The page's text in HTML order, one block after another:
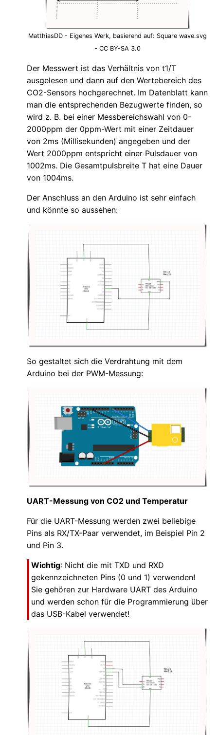
MatthiasDD - Eigenes Werk, basierend auf: Square wave.svg
- CC BY-SA 3.0
Der Messwert ist das Verhältnis von t1/T
ausgelesen und dann auf den Wertebereich des
CO2-Sensors hochgerechnet. Im Datenblatt kann
man die entsprechenden Bezugwerte finden, so
wird z. B. bei einer Messbereichswahl von 0-
2000ppm der 0ppm-Wert mit einer Zeitdauer
von 2ms (Millisekunden) angegeben und der
Wert 2000ppm entspricht einer Pulsdauer von
1002ms. Die Gesamtpulsbreite T hat eine Dauer
von 1004ms.
Der Anschluss an den Arduino ist sehr einfach
und könnte so aussehen:
So gestaltet sich die Verdrahtung mit dem
Arduino bei der PWM-Messung:
UART-Messung von CO2 und Temperatur
Für die UART-Messung werden zwei beliebige
Pins als RX/TX-Paar verwendet, im Beispiel Pin 2
und Pin 3.
Wichtig: Nicht die mit TXD und RXD
gekennzeichneten Pins (0 und 1) verwenden!
Sie gehören zur Hardware UART des Arduino
und werden schon für die Programmierung über
das USB-Kabel verwendet!